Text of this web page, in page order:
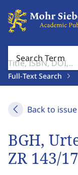
Search Term
Full-Text Search
Back to issue
BGH,
ZR 143/